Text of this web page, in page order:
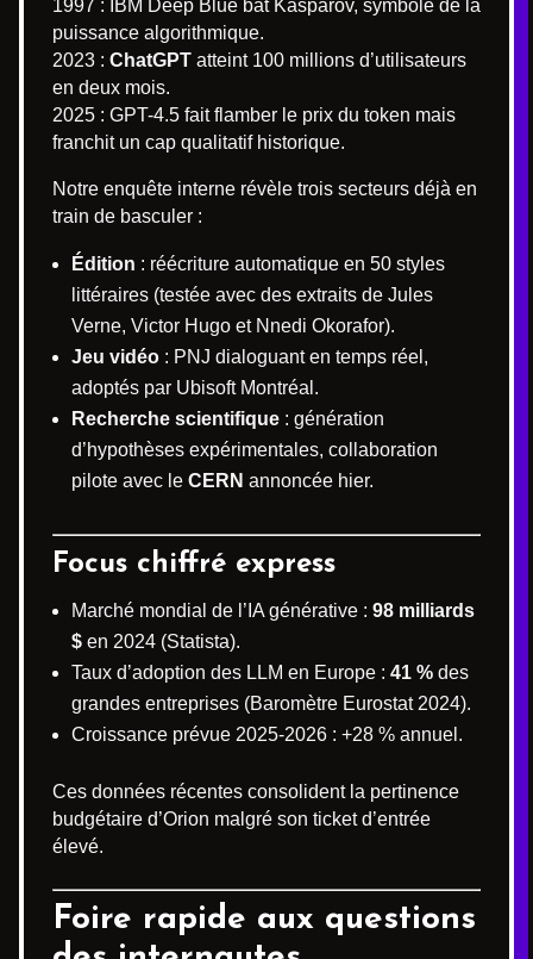
1997 : IBM Deep Blue bat Kasparov, symbole de la
puissance algorithmique.
2023 : ChatGPT atteint 100 millions d’utilisateurs
en deux mois.
2025 : GPT-4.5 fait flamber le prix du token mais
franchit un cap qualitatif historique.
Notre enquête interne révèle trois secteurs déjà en
train de basculer :
Édition : réécriture automatique en 50 styles
littéraires (testée avec des extraits de Jules
Verne, Victor Hugo et Nnedi Okorafor).
Jeu vidéo : PNJ dialoguant en temps réel,
adoptés par Ubisoft Montréal.
Recherche scientifique : génération
d’hypothèses expérimentales, collaboration
pilote avec le CERN annoncée hier.
Focus chiffré express
Marché mondial de l’IA générative : 98 milliards
$ en 2024 (Statista).
Taux d’adoption des LLM en Europe : 41 % des
grandes entreprises (Baromètre Eurostat 2024).
Croissance prévue 2025-2026 : +28 % annuel.
Ces données récentes consolident la pertinence
budgétaire d’Orion malgré son ticket d’entrée
élevé.
Foire rapide aux questions